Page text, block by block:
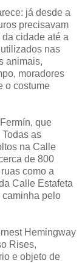
já desde a
precisavam
cidade até a
nas
animais,
moradores
o costume
que
as
na Calle
de 800
como a
Calle Estafeta
caminha pelo
Hemingway
Rises,
e objeto de